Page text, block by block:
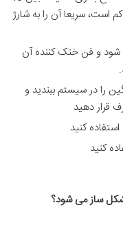
کم است، سریعا آن را به شارژ
و فن خنک کننده آن
را در سیستم ببندید و
قرار دهید
کنید
کنید
ساز می شود؟